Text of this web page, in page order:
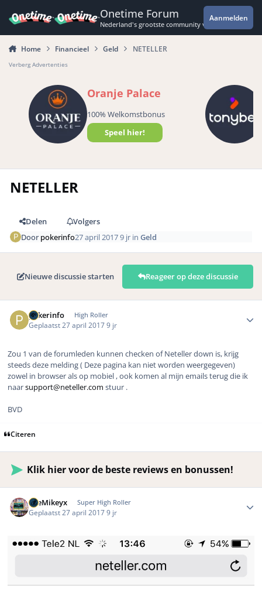
Onetime Forum
Nederland's grootste community voor de
Aanmelden
Home Financieel Geld NETELLER
Verberg Advertenties
Oranje Palace
100% Welkomstbonus
Speel hier!
NETELLER
Delen
Volgers
Doorpokerinfo27 april 20179 jr inGeld
Nieuwe discussie starten Reageer op deze discussie
pokerinfo High Roller
Geplaatst 27 april 20179 jr
Zou 1 van de forumleden kunnen checken of Neteller down is, krijg
steeds deze melding ( Deze pagina kan niet worden weergegeven)
zowel in browser als op mobiel , ook komen al mijn emails terug die ik
naarsupport@neteller.com stuur .
BVD
Citeren
Klik hier voor de beste reviews en bonussen!
TheMikeyx Super High Roller
Geplaatst 27 april 20179 jr